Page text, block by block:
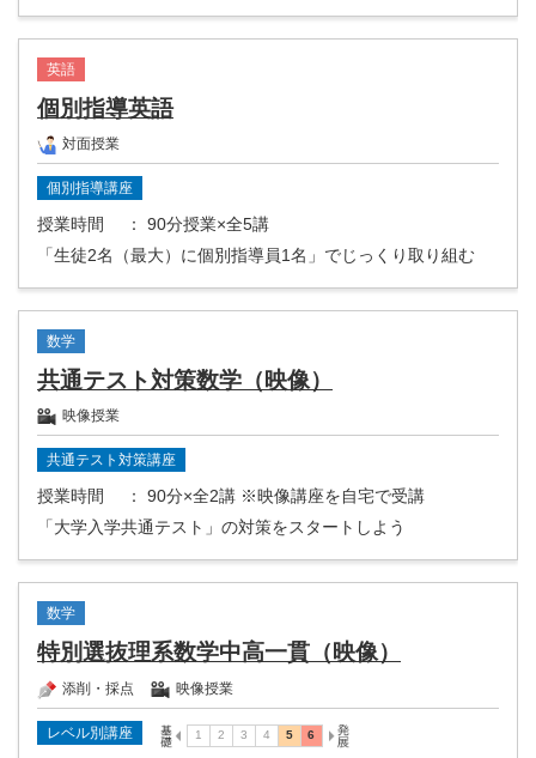
英語
個別指導英語
対面授業
個別指導講座
授業時間
： 90分授業×全5講
「生徒2名（最大）に個別指導員1名」でじっくり取り組む
数学
共通テスト対策数学（映像）
映像授業
共通テスト対策講座
授業時間
： 90分×全2講 ※映像講座を自宅で受講
「大学入学共通テスト」の対策をスタートしよう
数学
特別選抜理系数学中高一貫（映像）
添削・採点 映像授業
レベル別講座